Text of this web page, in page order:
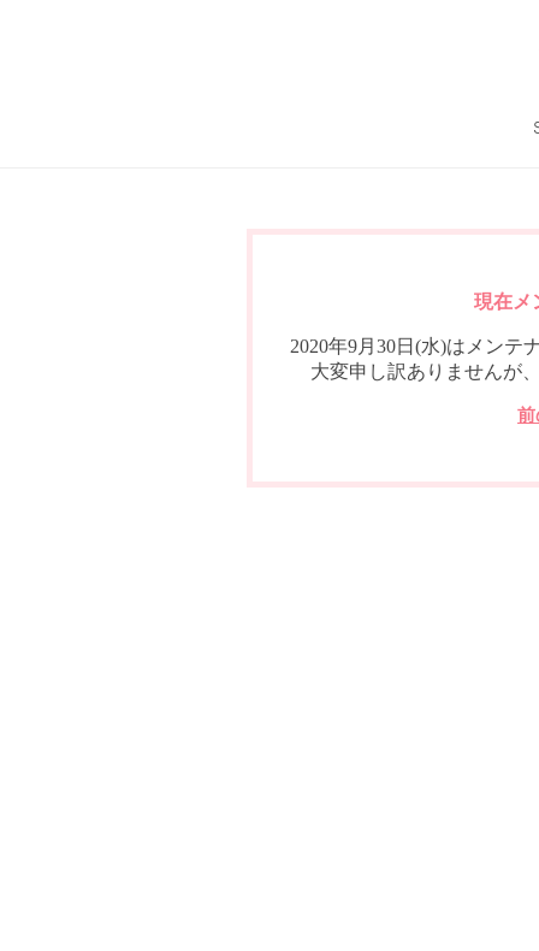
現在メ
2020年9月30日(水)はメンテ
大変申し訳ありませんが
前